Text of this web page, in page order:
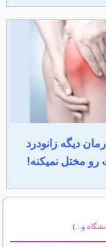
دیگه زانودرد
رو مختل نمیکنه!
و...)